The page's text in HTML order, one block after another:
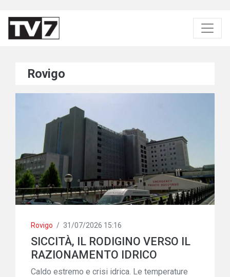
Rovigo
Rovigo / 31/07/2026 15:16
SICCITÀ, IL RODIGINO VERSO IL
RAZIONAMENTO IDRICO
Caldo estremo e crisi idrica. Le temperature